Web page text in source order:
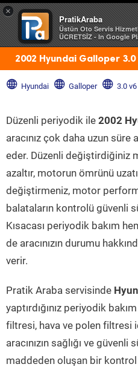
×
PratikAraba
Üstün Oto Servis
ÜCRETSİZ - In Google
2002 Hyundai Galloper 3.0
Hyundai Galloper 3.0
Düzenli periyodik ile 2002
aracınız çok daha uzun süre
eder. Düzenli değiştirdiğiniz
azaltır, motorun ömrünü
değiştirmeniz, motor
balataların kontrolü güvenli
Kısacası periyodik bakım
de aracınızın durumu
verir.
Pratik Araba servisinde
yaptırdığınız periyodik
filtresi, hava ve polen filtresi
aracınızın sağlığı ve
maddeden oluşan bir kontrol